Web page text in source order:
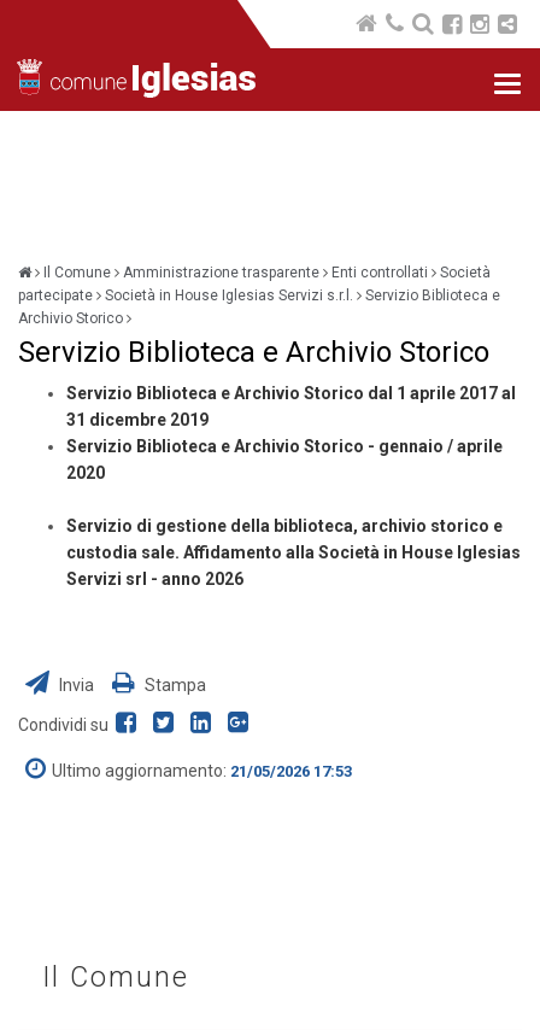
Il Comune Amministrazione trasparente Enti controllati
Società
partecipate
Società in House Iglesias Servizi s.r.l.
Servizio Biblioteca e
Archivio Storico
Servizio Biblioteca e Archivio Storico
Servizio Biblioteca e Archivio Storico dal 1 aprile 2017 al
31 dicembre 2019
Servizio Biblioteca e Archivio Storico - gennaio / aprile
2020
Servizio di gestione della biblioteca, archivio storico e
custodia sale. Affidamento alla Società in House Iglesias
Servizi srl - anno 2026
Invia Stampa
Condividi su
Ultimo aggiornamento: 21/05/2026 17:53
Il Comune